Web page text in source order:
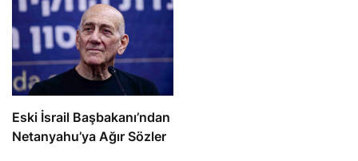
Eski İsrail Başbakanı’ndan
Netanyahu’ya Ağır Sözler